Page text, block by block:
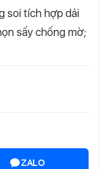
soi tích hợp dải
sấy chống mờ;
ZALO